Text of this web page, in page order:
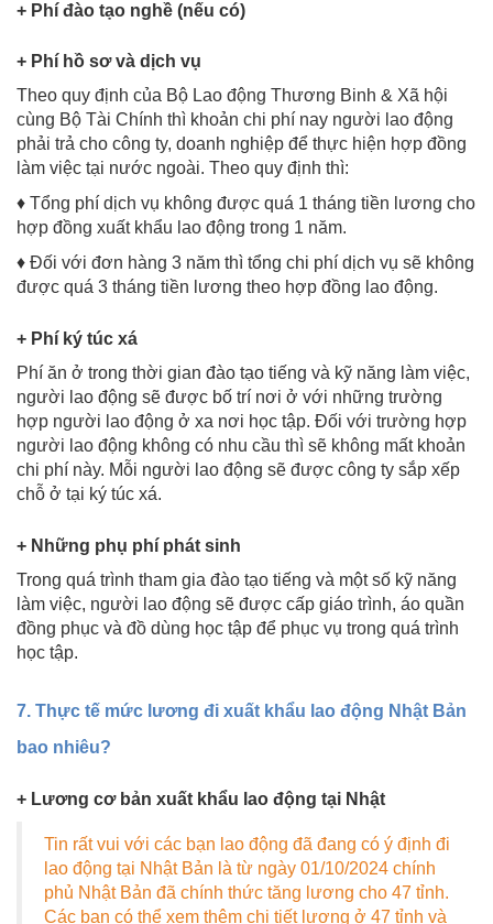
+ Phí đào tạo nghề (nếu có)
+ Phí hồ sơ và dịch vụ
Theo quy định của Bộ Lao động Thương Binh & Xã hội
cùng Bộ Tài Chính thì khoản chi phí nay người lao động
phải trả cho công ty, doanh nghiệp để thực hiện hợp đồng
làm việc tại nước ngoài. Theo quy định thì:
♦ Tổng phí dịch vụ không được quá 1 tháng tiền lương cho
hợp đồng xuất khẩu lao động trong 1 năm.
♦ Đối với đơn hàng 3 năm thì tổng chi phí dịch vụ sẽ không
được quá 3 tháng tiền lương theo hợp đồng lao động.
+ Phí ký túc xá
Phí ăn ở trong thời gian đào tạo tiếng và kỹ năng làm việc,
người lao động sẽ được bố trí nơi ở với những trường
hợp người lao động ở xa nơi học tập. Đối với trường hợp
người lao động không có nhu cầu thì sẽ không mất khoản
chi phí này. Mỗi người lao động sẽ được công ty sắp xếp
chỗ ở tại ký túc xá.
+ Những phụ phí phát sinh
Trong quá trình tham gia đào tạo tiếng và một số kỹ năng
làm việc, người lao động sẽ được cấp giáo trình, áo quần
đồng phục và đồ dùng học tập để phục vụ trong quá trình
học tập.
7. Thực tế mức lương đi xuất khẩu lao động Nhật Bản
bao nhiêu?
+ Lương cơ bản xuất khẩu lao động tại Nhật
Tin rất vui với các bạn lao động đã đang có ý định đi
lao động tại Nhật Bản là từ ngày 01/10/2024 chính
phủ Nhật Bản đã chính thức tăng lương cho 47 tỉnh.
Các bạn có thể xem thêm chi tiết lương ở 47 tỉnh và